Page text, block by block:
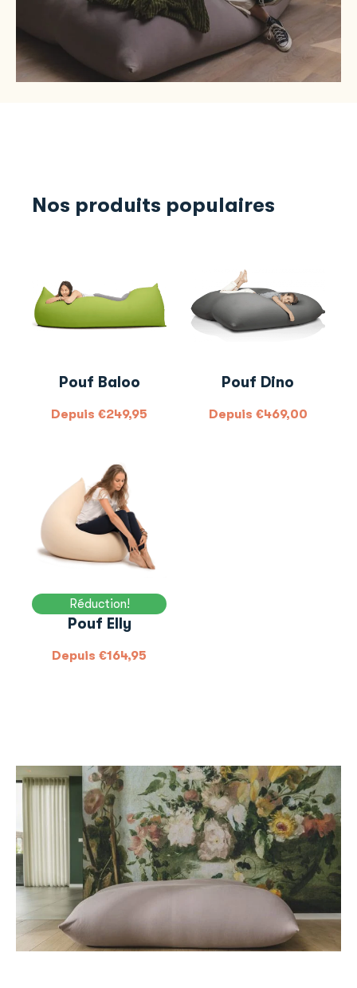
Nos produits populaires
Pouf Baloo
Depuis €249,95
Pouf Dino
Depuis €469,00
Réduction!
Pouf Elly
Depuis €164,95